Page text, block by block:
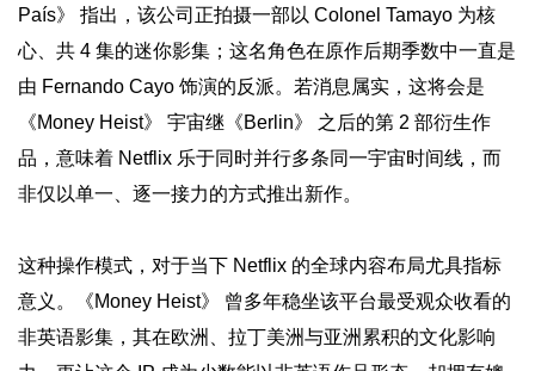
País》 指出，该公司正拍摄一部以 Colonel Tamayo 为核
心、共 4 集的迷你影集；这名角色在原作后期季数中一直是
由 Fernando Cayo 饰演的反派。若消息属实，这将会是
《Money Heist》 宇宙继《Berlin》 之后的第 2 部衍生作
品，意味着 Netflix 乐于同时并行多条同一宇宙时间线，而
非仅以单一、逐一接力的方式推出新作。
这种操作模式，对于当下 Netflix 的全球内容布局尤具指标
意义。《Money Heist》 曾多年稳坐该平台最受观众收看的
非英语影集，其在欧洲、拉丁美洲与亚洲累积的文化影响